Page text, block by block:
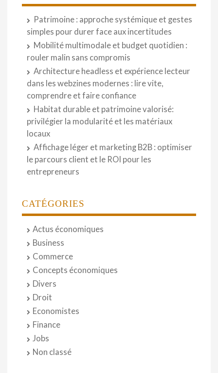
Patrimoine : approche systémique et gestes
simples pour durer face aux incertitudes
Mobilité multimodale et budget quotidien :
rouler malin sans compromis
Architecture headless et expérience lecteur
dans les webzines modernes : lire vite,
comprendre et faire confiance
Habitat durable et patrimoine valorisé:
privilégier la modularité et les matériaux
locaux
Affichage léger et marketing B2B : optimiser
le parcours client et le ROI pour les
entrepreneurs
CATÉGORIES
Actus économiques
Business
Commerce
Concepts économiques
Divers
Droit
Economistes
Finance
Jobs
Non classé